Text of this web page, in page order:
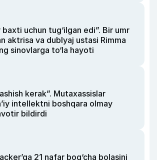
baxti uchun tug‘ilgan edi”. Bir umr
aktrisa va dublyaj ustasi Rimma
sinovlarga to‘la hayoti
kerak”. Mutaxassislar
intellektni boshqara olmay
bildirdi
21 nafar bog‘cha bolasini